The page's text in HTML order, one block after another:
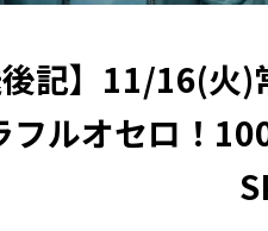
後記】11/16(火
フルオセロ！